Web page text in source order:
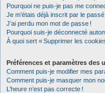
Pourquoi ne puis-je pas me
Je m’étais déjà inscrit par le
J’ai perdu mon mot de passe !
Pourquoi suis-je déconnecté
À quoi sert « Supprimer les
Préférences et paramètres des
Comment puis-je modifier mes
Comment puis-je masquer mon
L’heure n’est pas correcte !